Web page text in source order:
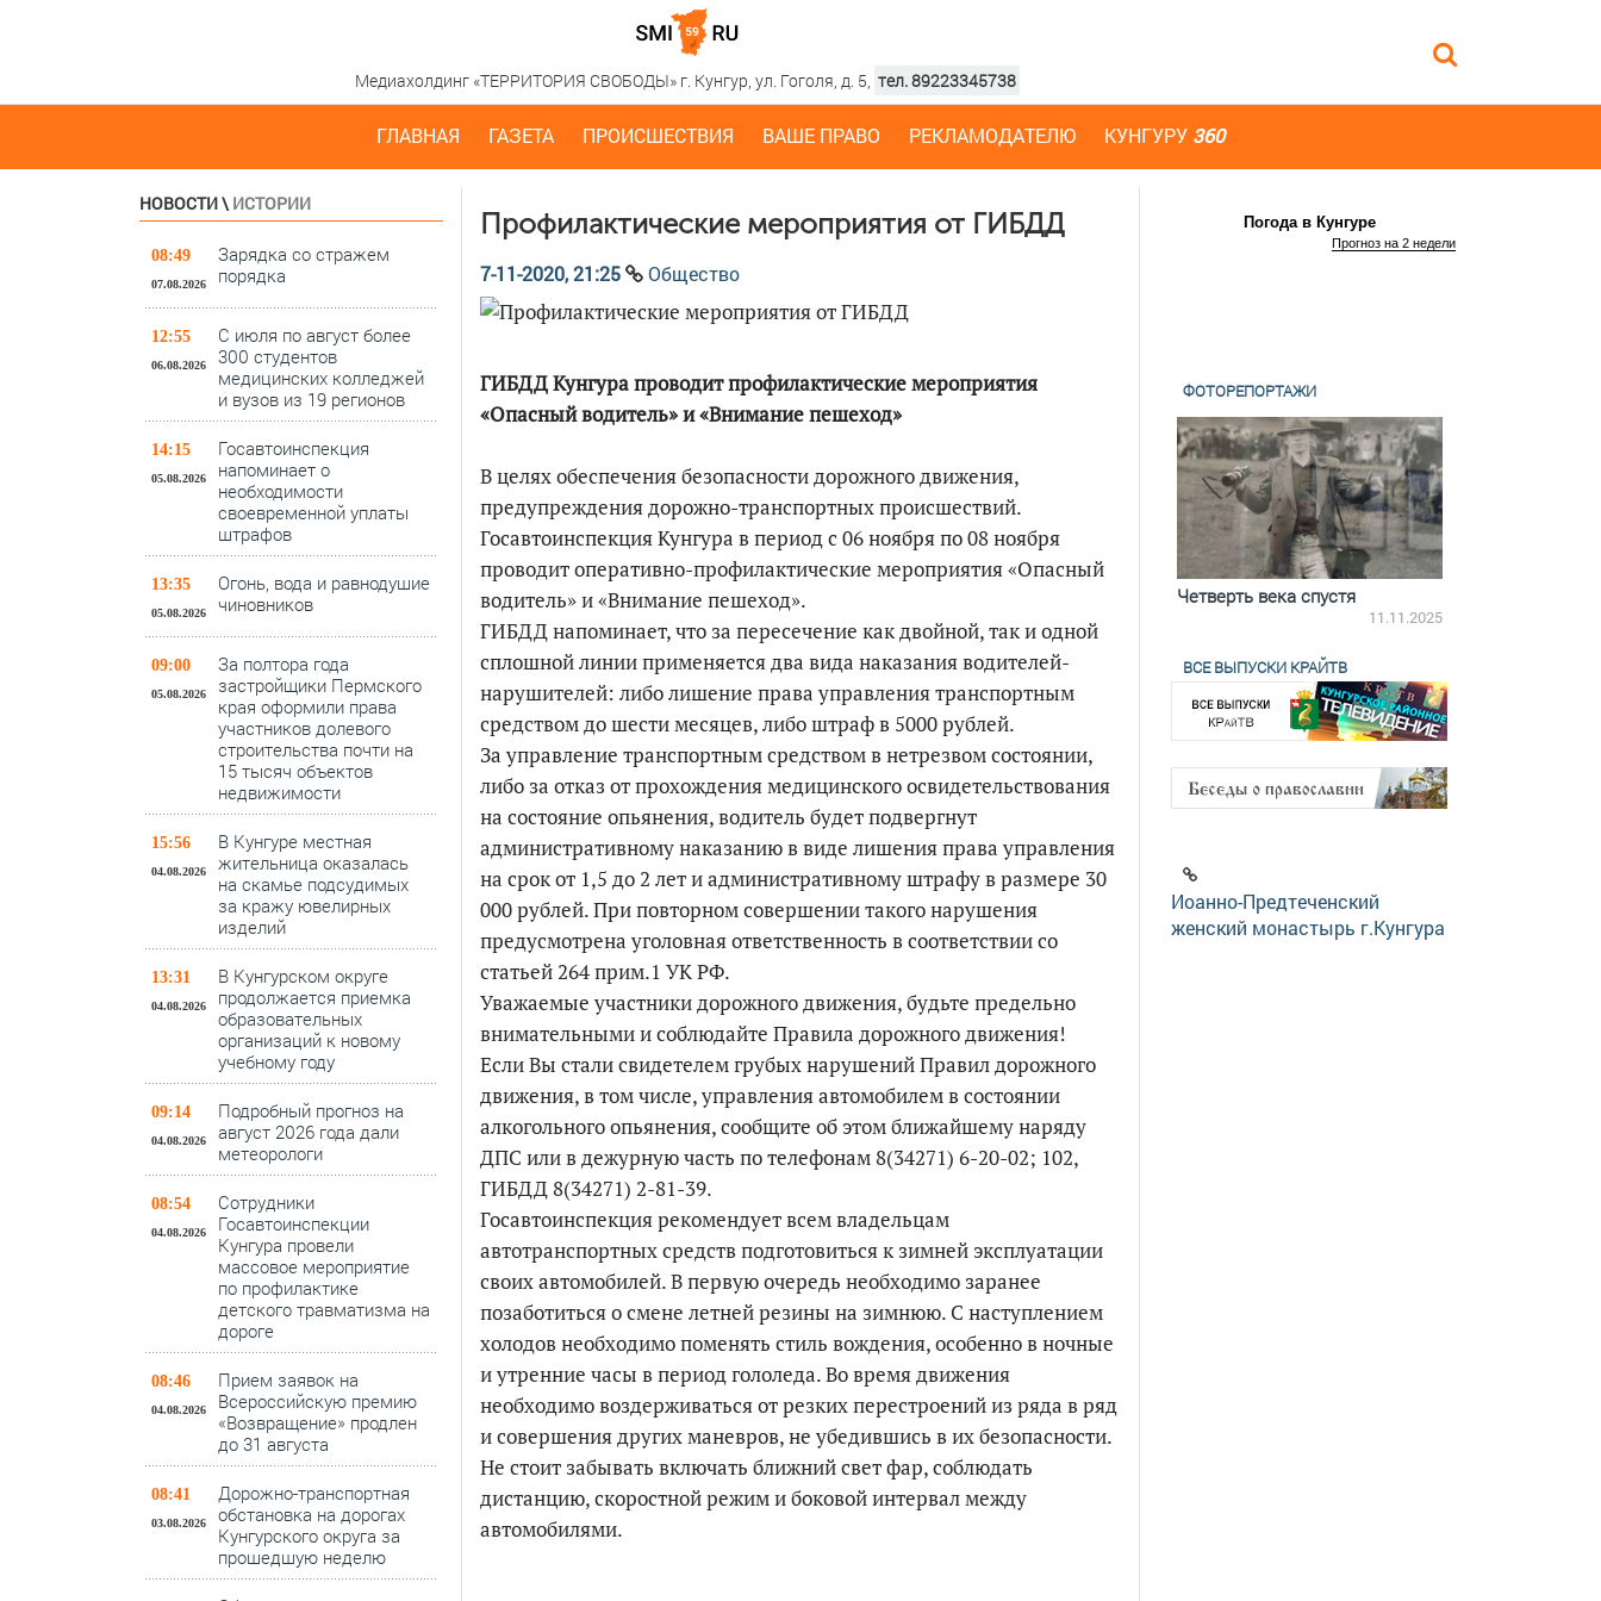
Медиахолдинг «ТЕРРИТОРИЯ СВОБОДЫ» г. Кунгур, ул. Гоголя, д. 5, тел. 89223345738
ГЛАВНАЯ ГАЗЕТА ПРОИСШЕСТВИЯ ВАШЕ ПРАВО РЕКЛАМОДАТЕЛЮ КУНГУРУ 360
НОВОСТИ\ ИСТОРИИ
08:49
07.08.2026
Зарядка со стражем
порядка
12:55
06.08.2026
С июля по август более
300 студентов
медицинских колледжей
и вузов из 19 регионов
14:15
05.08.2026
Госавтоинспекция
напоминает о
необходимости
своевременной уплаты
штрафов
13:35
05.08.2026
Огонь, вода и равнодушие
чиновников
09:00
05.08.2026
За полтора года
застройщики Пермского
края оформили права
участников долевого
строительства почти на
15 тысяч объектов
недвижимости
15:56
04.08.2026
В Кунгуре местная
жительница оказалась
на скамье подсудимых
за кражу ювелирных
изделий
13:31
04.08.2026
В Кунгурском округе
продолжается приемка
образовательных
организаций к новому
учебному году
09:14
04.08.2026
Подробный прогноз на
август 2026 года дали
метеорологи
08:54
04.08.2026
Сотрудники
Госавтоинспекции
Кунгура провели
массовое мероприятие
по профилактике
детского травматизма на
дороге
08:46
04.08.2026
Прием заявок на
Всероссийскую премию
«Возвращение» продлен
до 31 августа
08:41
03.08.2026
Дорожно-транспортная
обстановка на дорогах
Кунгурского округа за
прошедшую неделю
Профилактические мероприятия от ГИБДД
7-11-2020, 21:25 Общество
ГИБДД Кунгура проводит профилактические мероприятия
«Опасный водитель» и «Внимание пешеход»
В целях обеспечения безопасности дорожного движения,
предупреждения дорожно-транспортных происшествий.
Госавтоинспекция Кунгура в период с 06 ноября по 08 ноября
проводит оперативно-профилактические мероприятия «Опасный
водитель» и «Внимание пешеход».
ГИБДД напоминает, что за пересечение как двойной, так и одной
сплошной линии применяется два вида наказания водителей-
нарушителей: либо лишение права управления транспортным
средством до шести месяцев, либо штраф в 5000 рублей.
За управление транспортным средством в нетрезвом состоянии,
либо за отказ от прохождения медицинского освидетельствования
на состояние опьянения, водитель будет подвергнут
административному наказанию в виде лишения права управления
на срок от 1,5 до 2 лет и административному штрафу в размере 30
000 рублей. При повторном совершении такого нарушения
предусмотрена уголовная ответственность в соответствии со
статьей 264 прим.1 УК РФ.
Уважаемые участники дорожного движения, будьте предельно
внимательными и соблюдайте Правила дорожного движения!
Если Вы стали свидетелем грубых нарушений Правил дорожного
движения, в том числе, управления автомобилем в состоянии
алкогольного опьянения, сообщите об этом ближайшему наряду
ДПС или в дежурную часть по телефонам 8(34271) 6-20-02; 102,
ГИБДД 8(34271) 2-81-39.
Госавтоинспекция рекомендует всем владельцам
автотранспортных средств подготовиться к зимней эксплуатации
своих автомобилей. В первую очередь необходимо заранее
позаботиться о смене летней резины на зимнюю. С наступлением
холодов необходимо поменять стиль вождения, особенно в ночные
и утренние часы в период гололеда. Во время движения
необходимо воздерживаться от резких перестроений из ряда в ряд
и совершения других маневров, не убедившись в их безопасности.
Не стоит забывать включать ближний свет фар, соблюдать
дистанцию, скоростной режим и боковой интервал между
автомобилями.
Погода в Кунгуре
Прогноз на 2 недели
ФОТОРЕПОРТАЖИ
Четверть века спустя
11.11.2025
ВСЕ ВЫПУСКИ КРАЙТВ
Иоанно-Предтеченский
женский монастырь г.Кунгура